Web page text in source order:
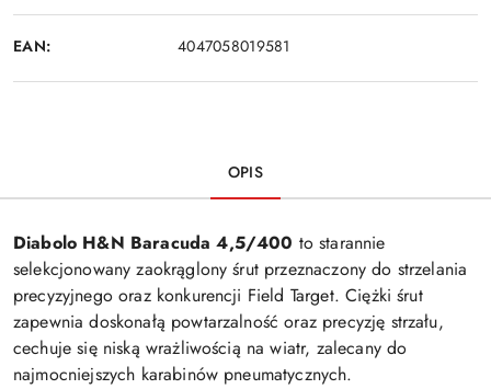
EAN: 4047058019581
OPIS
Diabolo H&N Baracuda 4,5/400 to starannie
selekcjonowany zaokrąglony śrut przeznaczony do strzelania
precyzyjnego oraz konkurencji Field Target. Ciężki śrut
zapewnia doskonałą powtarzalność oraz precyzję strzału,
cechuje się niską wrażliwością na wiatr, zalecany do
najmocniejszych karabinów pneumatycznych.